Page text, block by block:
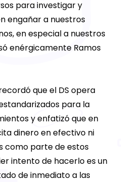
para investigar y
engañar a nuestros
en especial a nuestros
enérgicamente Ramos
que el DS opera
para la
y enfatizó que en
dinero en efectivo ni
como parte de estos
intento de hacerlo es un
de inmediato a las